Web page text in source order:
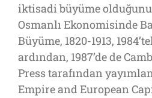
iktisadi büyüme
Osmanlı Ekonomisinde
Büyüme, 1820-1913,
ardından, 1987’de de
Press tarafından
Empire and European